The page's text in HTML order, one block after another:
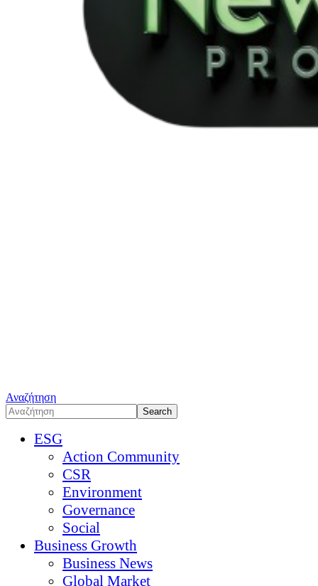
Αναζήτηση
ESG
Action Community
CSR
Environment
Governance
Social
Business Growth
Business News
Global Market